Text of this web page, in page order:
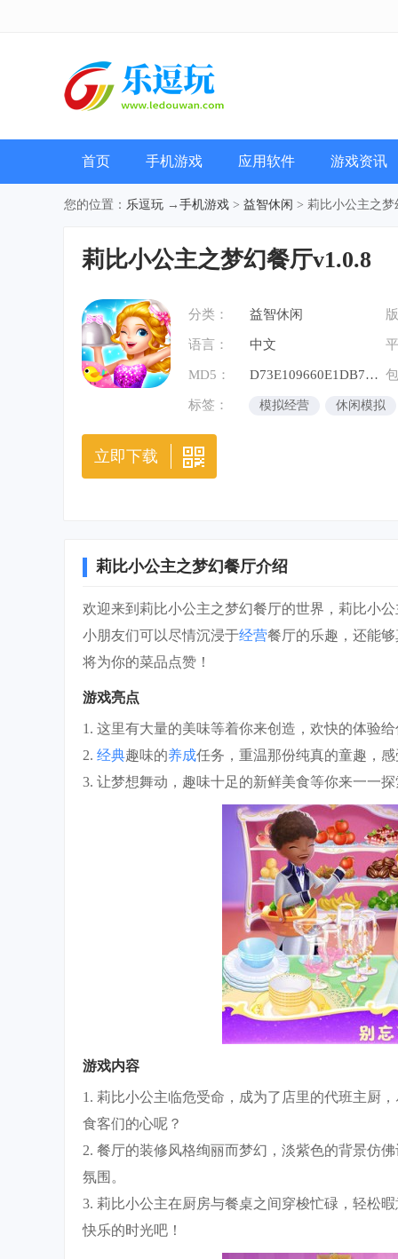
首页 手机游戏 应用软件 游戏资讯
您的位置： 乐逗玩 → 手机游戏 > 益智休闲 > 莉比小公主之梦
莉比小公主之梦幻餐厅v1.0.8
分类： 益智休闲
语言： 中文
MD5： D73E109660E1DB7CD4B1FE4205B7CC94
标签： 模拟经营 休闲模拟
立即下载
莉比小公主之梦幻餐厅介绍
欢迎来到莉比小公主之梦幻餐厅的世界，莉比小
小朋友们可以尽情沉浸于经营餐厅的乐趣，还能
将为你的菜品点赞！
游戏亮点
1. 这里有大量的美味等着你来创造，欢快的体验
2. 经典趣味的养成任务，重温那份纯真的童趣，
3. 让梦想舞动，趣味十足的新鲜美食等你来一一
游戏内容
1. 莉比小公主临危受命，成为了店里的代班主厨
食客们的心呢？
2. 餐厅的装修风格绚丽而梦幻，淡紫色的背景仿
氛围。
3. 莉比小公主在厨房与餐桌之间穿梭忙碌，轻松
快乐的时光吧！